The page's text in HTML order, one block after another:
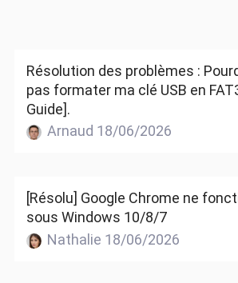
Résolution des problèmes :
pas formater ma clé USB en
Guide].
Arnaud 18/06/2026
[Résolu] Google Chrome ne
sous Windows 10/8/7
Nathalie 18/06/2026